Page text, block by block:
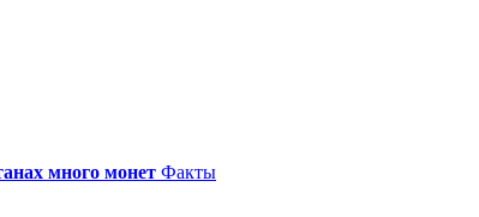
много монет Факты